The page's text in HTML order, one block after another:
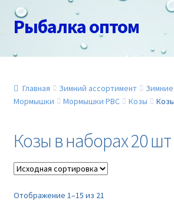
Перейти
к
навигации
Перейти
к
содержимому
Рыбалка оптом
Главная
О нас
Акции
Главная Зимний ассортимент
Мормышки
Мормышки РВС Козы
Козы в наборах 20 шт
Отображение 1–15 из 21